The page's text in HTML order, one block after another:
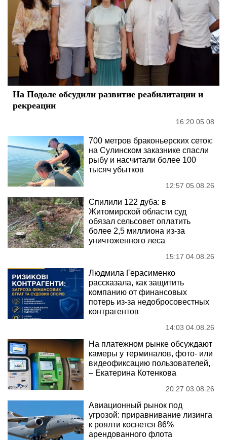
На Подоле обсудили развитие реабилитации и
рекреации
16:20 05.08
700 метров браконьерских сеток:
на Сулинском заказнике спасли
рыбу и насчитали более 100
тысяч убытков
12:57 05.08.26
Спилили 122 дуба: в
Житомирской области суд
обязал сельсовет оплатить
более 2,5 миллиона из-за
уничтоженного леса
15:17 04.08.26
Людмила Герасименко
рассказала, как защитить
компанию от финансовых
потерь из-за недобросовестных
контрагентов
14:03 04.08.26
На платежном рынке обсуждают
камеры у терминалов, фото- или
видеофиксацию пользователей,
– Екатерина Котенкова
20:27 03.08.26
Авиационный рынок под
угрозой: приравнивание лизинга
к роялти коснется 86%
арендованного флота